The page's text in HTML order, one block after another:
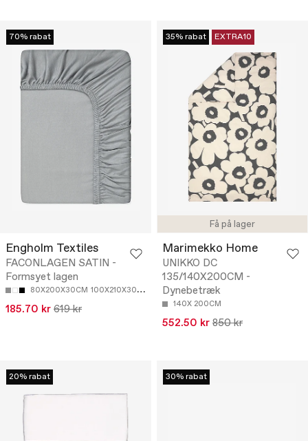
70% rabat
Engholm Textiles
FACONLAGEN SATIN -
Formsyet lagen
80X200X30CM 100X210X30CM 140X210X30CM 160X210X30CM
185.70 kr 619 kr
Få på lager
35% rabat EXTRA10
Marimekko Home
UNIKKO DC
135/140X200CM -
Dynebetræk
140X 200CM
552.50 kr 850 kr
20% rabat 30% rabat